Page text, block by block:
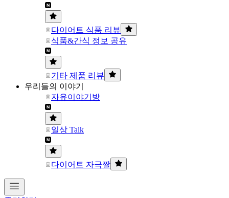
다이어트 식품 리뷰
식품&간식 정보 공유
기타 제품 리뷰
우리들의 이야기
자유이야기방
일상 Talk
다이어트 자극짤